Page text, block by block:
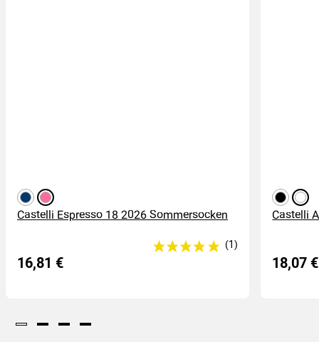
dunkelblau
rosa
Castelli Espresso 18 2026 Sommersocken
16,81 €
schwarz
weiß
Castelli
18,07 €